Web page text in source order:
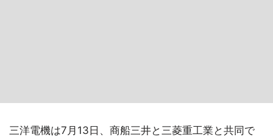
三洋電機は7月13日、商船三井と三菱重工業と共同で